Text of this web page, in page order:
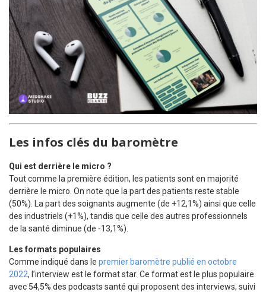
Les infos clés du baromètre
Qui est derrière le micro ?
Tout comme la première édition, les patients sont en majorité
derrière le micro. On note que la part des patients reste stable
(50%). La part des soignants augmente (de +12,1%) ainsi que celle
des industriels (+1%), tandis que celle des autres professionnels
de la santé diminue (de -13,1%).
Les formats populaires
Comme indiqué dans le premier baromètre publié en octobre
2022, l’interview est le format star. Ce format est le plus populaire
avec 54,5% des podcasts santé qui proposent des interviews, suivi